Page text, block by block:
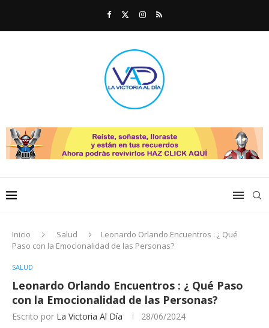
Inicio Salud
Leonardo Orlando Encuentros : ¿ Qué
Paso con la Emocionalidad de las Personas?
SALUD
Leonardo Orlando Encuentros : ¿ Qué Paso
con la Emocionalidad de las Personas?
Escrito por La Victoria Al Día 28/06/2024